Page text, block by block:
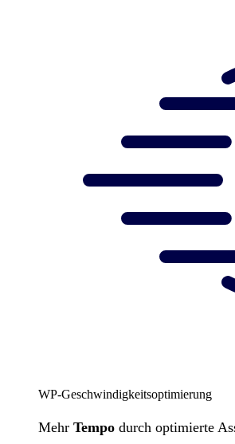
WP-Geschwindigkeitsoptimierung
Mehr Tempo durch optimierte